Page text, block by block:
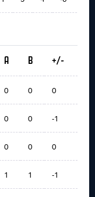
A B +/-
0 0 0
0 0 -1
0 0 0
1 1 -1